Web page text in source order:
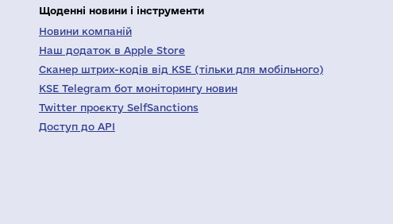
Щоденні новини і інструменти
Новини компаній
Наш додаток в Apple Store
Сканер штрих-кодів від KSE (тільки для мобільного)
KSE Telegram бот моніторингу новин
Twitter проєкту SelfSanctions
Доступ до API